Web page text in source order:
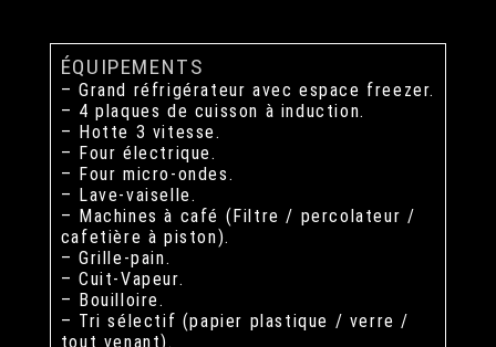
ÉQUIPEMENTS
– Grand réfrigérateur avec espace freezer.
– 4 plaques de cuisson à induction.
– Hotte 3 vitesse.
– Four électrique.
– Four micro-ondes.
– Lave-vaiselle.
– Machines à café (Filtre / percolateur /
cafetière à piston).
– Grille-pain.
– Cuit-Vapeur.
– Bouilloire.
– Tri sélectif (papier plastique / verre /
tout venant).